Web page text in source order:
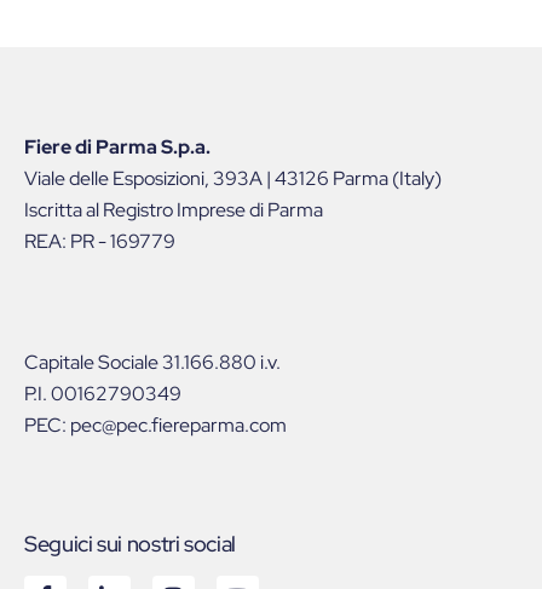
Fiere di Parma S.p.a.
Viale delle Esposizioni, 393A | 43126 Parma (Italy)
Iscritta al Registro Imprese di Parma
REA: PR - 169779
Capitale Sociale 31.166.880 i.v.
P.I. 00162790349
PEC: pec@pec.fiereparma.com
Seguici sui nostri social